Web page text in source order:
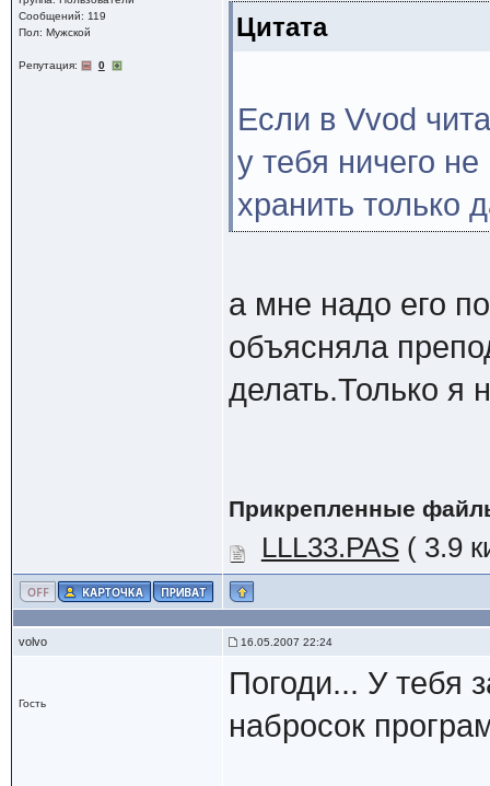
Сообщений: 119
Пол: Мужской
Репутация: 0
Цитата
Если в Vvod
у тебя ничего
хранить только
а мне надо его
объясняла
делать.Только я
Прикрепленные
LLL33.PAS( 3.9
volvo 16.05.2007 22:24
Гость
Погоди... У тебя
набросок